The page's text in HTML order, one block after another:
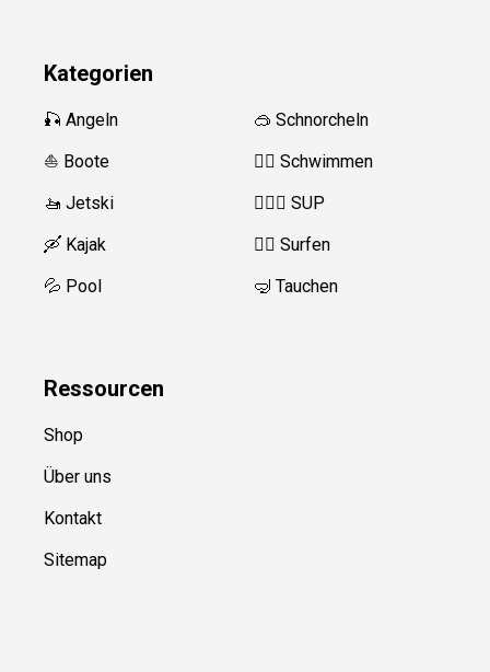
Kategorien
🎣 Angeln
⛵️ Boote
🚤 Jetski
🛶 Kajak
💦 Pool
🥽 Schnorcheln
🏊‍♂️ Schwimmen
🏄‍♀️🛶 SUP
🏄‍♂️ Surfen
🤿 Tauchen
Ressourcen
Shop
Über uns
Kontakt
Sitemap